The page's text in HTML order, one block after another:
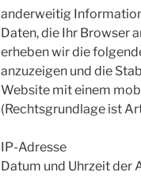
anderweitig
Daten, die Ihr Browser
erheben wir die
anzuzeigen und die
Website mit einem
(Rechtsgrundlage ist
IP-Adresse
Datum und Uhrzeit der